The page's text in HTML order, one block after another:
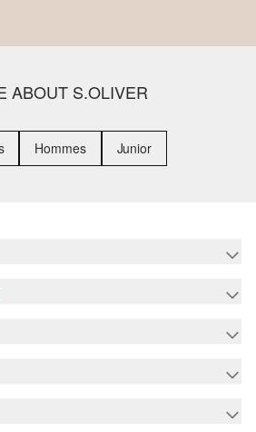
ABOUT S.OLIVER
Hommes Junior